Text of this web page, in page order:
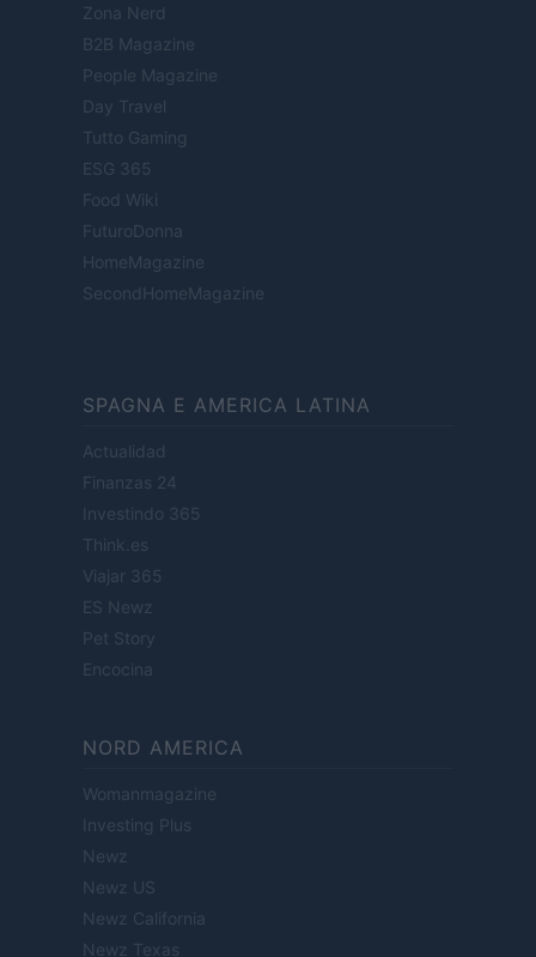
Zona Nerd
B2B Magazine
People Magazine
Day Travel
Tutto Gaming
ESG 365
Food Wiki
FuturoDonna
HomeMagazine
SecondHomeMagazine
SPAGNA E AMERICA LATINA
Actualidad
Finanzas 24
Investindo 365
Think.es
Viajar 365
ES Newz
Pet Story
Encocina
NORD AMERICA
Womanmagazine
Investing Plus
Newz
Newz US
Newz California
Newz Texas